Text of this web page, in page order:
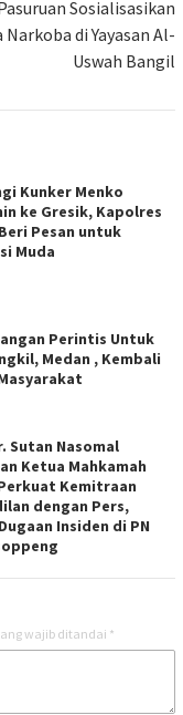
Sosialisasikan
Narkoba di Yayasan Al-
Uswah Bangil
Kunker Menko
ke Gresik, Kapolres
Pesan untuk
Muda
Perintis Untuk
Medan , Kembali
Sutan Nasomal
Ketua Mahkamah
Kemitraan
dengan Pers,
Insiden di PN
wajib ditandai *